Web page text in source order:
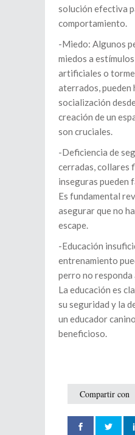
solución efectiva
comportamiento.
-Miedo: Algunos
miedos a
artificiales o
aterrados, pueden
socialización
creación de un
son cruciales.
-Deficiencia de
cerradas, collares
inseguras pueden
Es fundamental
asegurar que no
escape.
-Educación
entrenamiento
perro no responda
La educación es
su seguridad y la
un educador
beneficioso.
Compartir con